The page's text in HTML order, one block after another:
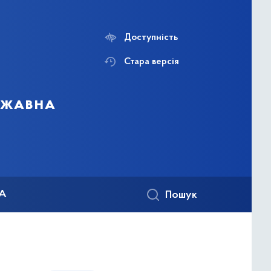
Доступність
Стара версія
Пошук